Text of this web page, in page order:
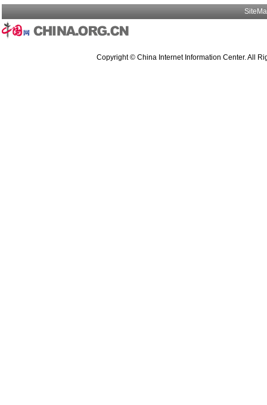
Copyright © China Internet Information Center. All